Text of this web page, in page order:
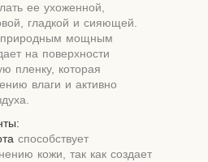
ее ухоженной,
гладкой и сияющей.
природным мощным
на поверхности
пленку, которая
влаги и активно
способствует
кожи, так как создает